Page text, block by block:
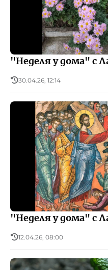
Реклама
Архивен фонд на
"Неделя у дома" с
30.04.26, 12:14
"Неделя у дома" с
12.04.26, 08:00